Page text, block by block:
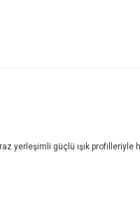
yerleşimli güçlü ışık